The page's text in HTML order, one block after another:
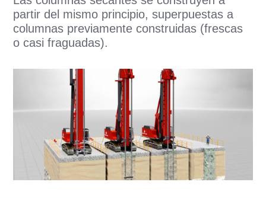
partir del mismo principio, superpuestas a
columnas previamente construidas (frescas
o casi fraguadas).